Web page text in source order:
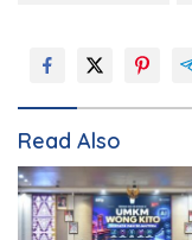
Read Also